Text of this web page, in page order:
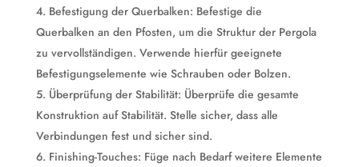
Befestigung der Querbalken: Befestige die
Querbalken an den Pfosten, um die Struktur der Pergola
zu vervollständigen. Verwende hierfür geeignete
Befestigungselemente wie Schrauben oder Bolzen.
Überprüfung der Stabilität: Überprüfe die gesamte
Konstruktion auf Stabilität. Stelle sicher, dass alle
Verbindungen fest und sicher sind.
Finishing-Touches: Füge nach Bedarf weitere Elemente